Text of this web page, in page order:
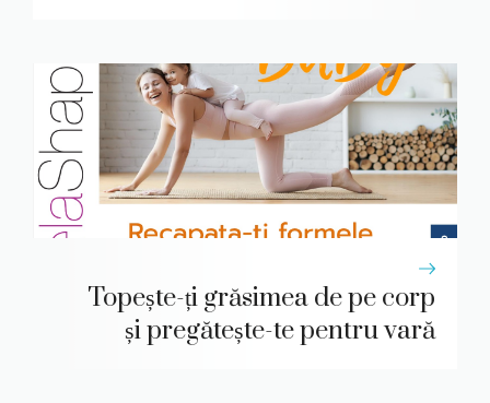
Topește-ți grăsimea de pe corp
și pregătește-te pentru vară